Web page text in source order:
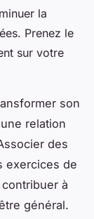
la
Prenez le
sur votre
son
relation
des
exercices de
à
général.